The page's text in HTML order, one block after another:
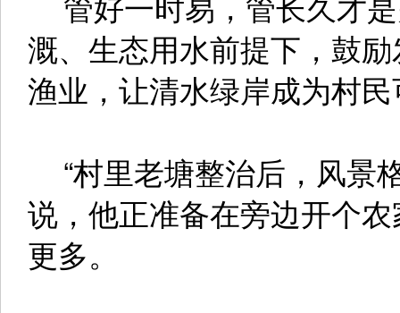
溉、生态用水前提下，鼓
渔业，让清水绿岸成为村
“村里老塘整治后，风景
说，他正准备在旁边开个
更多。